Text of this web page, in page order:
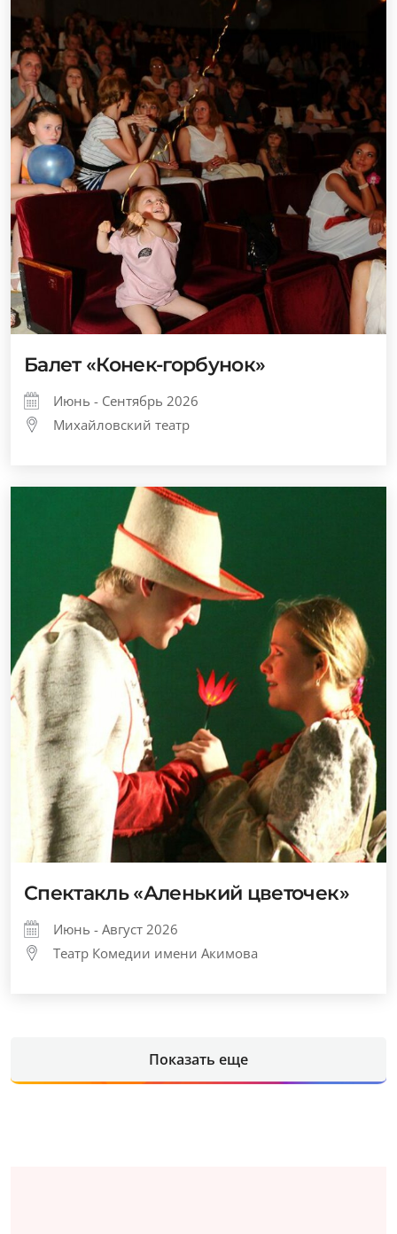
Балет «Конек-горбунок»
Июнь - Сентябрь 2026
Михайловский театр
Спектакль «Аленький цветочек»
Июнь - Август 2026
Театр Комедии имени Акимова
Показать еще